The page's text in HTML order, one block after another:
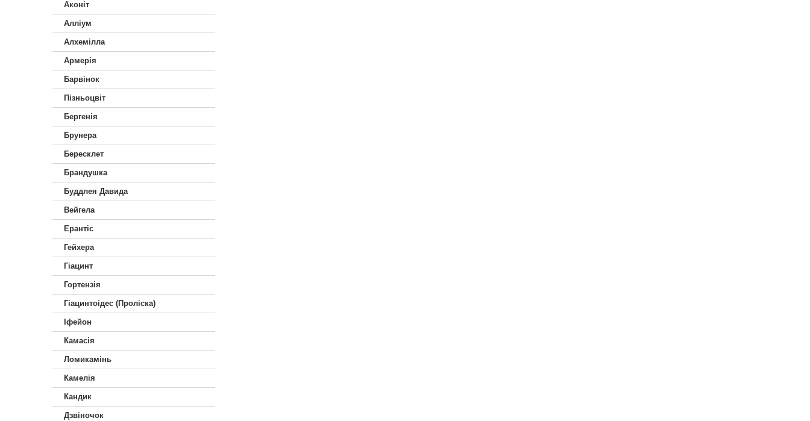
Аконіт
Алліум
Алхемілла
Армерія
Барвінок
Пізньоцвіт
Бергенія
Брунера
Бересклет
Брандушка
Буддлея Давида
Вейгела
Ерантіс
Гейхера
Гіацинт
Гортензія
Гіацинтоідес (Проліска)
Іфейон
Камасія
Ломикамінь
Камелія
Кандик
Дзвіночок